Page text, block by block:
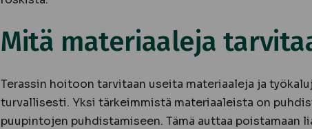
Mitä materiaaleja
Terassin hoitoon tarvitaan useita materiaaleja ja
turvallisesti. Yksi tärkeimmistä materiaaleista on
puupintojen puhdistamiseen. Tämä auttaa poistamaan